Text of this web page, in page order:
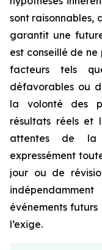
sont raisonnables,
garantit une
est conseillé de ne
facteurs tels
défavorables ou
la volonté des
résultats réels et
attentes de la
expressément
jour ou de
événements
l’exige.